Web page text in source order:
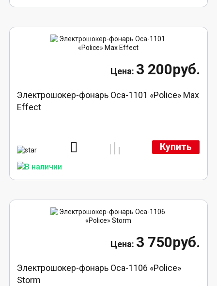
3 200руб.
Электрошокер-фонарь Оса-1101 «Police» Max
Effect
Купить
3 750руб.
Электрошокер-фонарь Оса-1106 «Police»
Storm